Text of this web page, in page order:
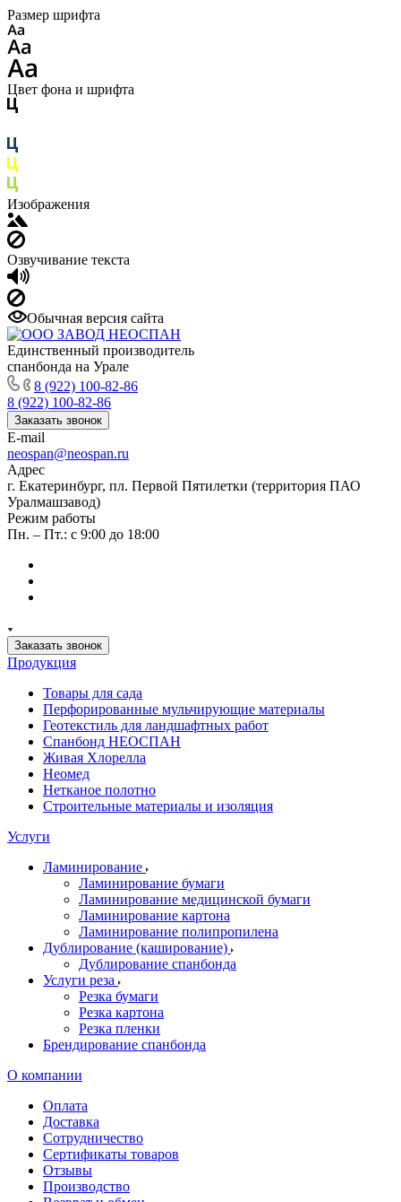
Размер шрифта
Цвет фона и шрифта
Изображения
Озвучивание текста
Обычная версия сайта
Единственный производитель
спанбонда на Урале
8 (922) 100-82-86
8 (922) 100-82-86
Заказать звонок
E-mail
neospan@neospan.ru
Адрес
г. Екатеринбург, пл. Первой Пятилетки (территория ПАО
Уралмашзавод)
Режим работы
Пн. – Пт.: с 9:00 до 18:00
Заказать звонок
Продукция
Товары для сада
Перфорированные мульчирующие материалы
Геотекстиль для ландшафтных работ
Спанбонд НЕОСПАН
Живая Хлорелла
Нeомед
Нетканое полотно
Строительные материалы и изоляция
Услуги
Ламинирование
Ламинирование бумаги
Ламинирование медицинской бумаги
Ламинирование картона
Ламинирование полипропилена
Дублирование (каширование)
Дублирование спанбонда
Услуги реза
Резка бумаги
Резка картона
Резка пленки
Брендирование спанбонда
О компании
Оплата
Доставка
Сотрудничество
Сертификаты товаров
Отзывы
Производство